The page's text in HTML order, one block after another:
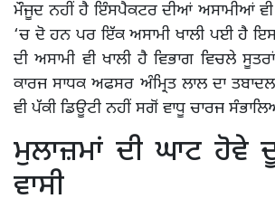
ਮੌਜੂਦ ਨਹੀਂ ਹੈ ਇੰਸਪੈਕਟਰ ਦੀਆਂ ਅਸਾਮੀਆਂ
‘ਚ ਦੋ ਹਨ ਪਰ ਇੱਕ ਅਸਾਮੀ ਖਾਲੀ ਪਈ ਹੈ
ਦੀ ਅਸਾਮੀ ਵੀ ਖਾਲੀ ਹੈ ਵਿਭਾਗ ਵਿਚਲੇ
ਕਾਰਜ ਸਾਧਕ ਅਫਸਰ ਅੰਮ੍ਰਿਤ ਲਾਲ ਦਾ
ਵੀ ਪੱਕੀ ਡਿਊਟੀ ਨਹੀਂ ਸਗੋਂ ਵਾਧੂ ਚਾਰਜ
ਮੁਲਾਜ਼ਮਾਂ ਦੀ ਘਾਟ ਹੋਵੇ
ਵਾਸੀ